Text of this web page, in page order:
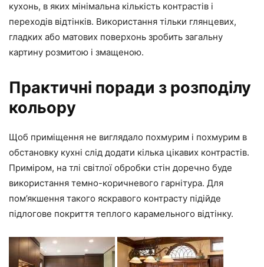
кухонь, в яких мінімальна кількість контрастів і
переходів відтінків. Використання тільки глянцевих,
гладких або матових поверхонь зробить загальну
картину розмитою і змащеною.
Практичні поради з розподілу
кольору
Щоб приміщення не виглядало похмурим і похмурим в
обстановку кухні слід додати кілька цікавих контрастів.
Приміром, на тлі світлої обробки стін доречно буде
використання темно-коричневого гарнітура. Для
пом’якшення такого яскравого контрасту підійде
підлогове покриття теплого карамельного відтінку.